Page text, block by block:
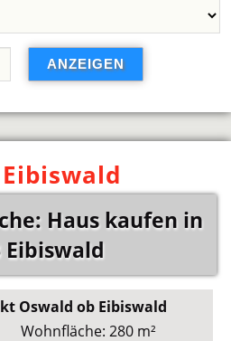
Haus kaufen in
Eibiswald
Oswald ob Eibiswald
Wohnfläche: 280 m²